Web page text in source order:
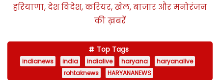
हरियाणा, देश विदेश, करियर, खेल, बाजार और मनोरंजन
की ख़बरें
Top Tags
indianews india indialive haryana
haryanalive
rohtaknews
HARYANANEWS